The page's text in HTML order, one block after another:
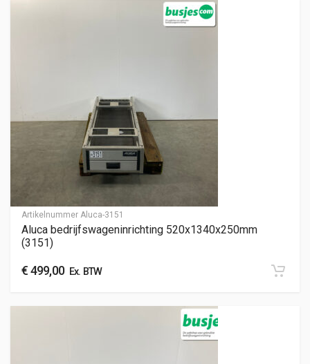
Artikelnummer Aluca-3151
Aluca bedrijfswageninrichting 520x1340x250mm
(3151)
€499,00Ex. BTW